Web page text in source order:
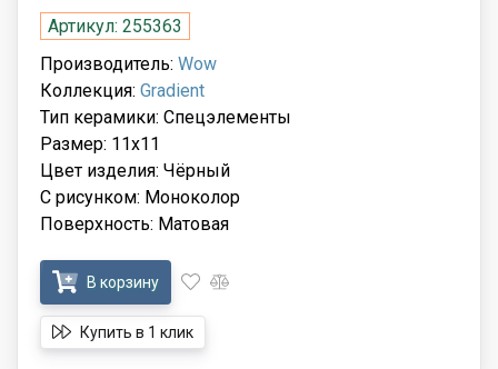
Артикул: 255363
Производитель: Wow
Коллекция: Gradient
Тип керамики: Спецэлементы
Размер: 11x11
Цвет изделия: Чёрный
С рисунком: Моноколор
Поверхность: Матовая
В корзину
Купить в 1 клик